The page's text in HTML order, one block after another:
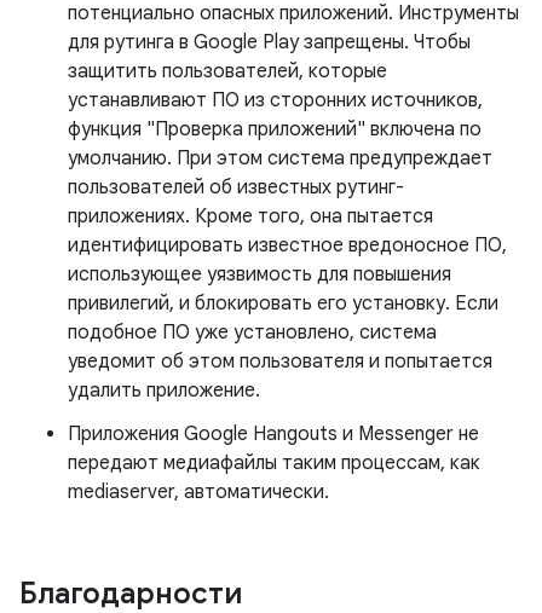
потенциально опасных приложений. Инструменты
для рутинга в Google Play запрещены. Чтобы
защитить пользователей, которые
устанавливают ПО из сторонних источников,
функция "Проверка приложений" включена по
умолчанию. При этом система предупреждает
пользователей об известных рутинг-
приложениях. Кроме того, она пытается
идентифицировать известное вредоносное ПО,
использующее уязвимость для повышения
привилегий, и блокировать его установку. Если
подобное ПО уже установлено, система
уведомит об этом пользователя и попытается
удалить приложение.
Приложения Google Hangouts и Messenger не
передают медиафайлы таким процессам, как
mediaserver, автоматически.
Благодарности